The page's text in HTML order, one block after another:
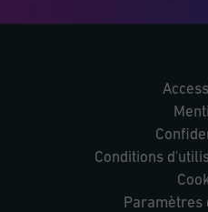
Conditions
Paramètres